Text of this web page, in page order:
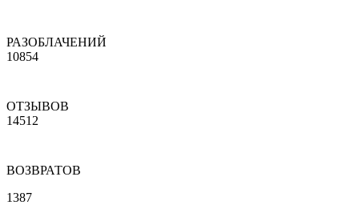
РАЗОБЛАЧЕНИЙ
10854
ОТЗЫВОВ
14512
ВОЗВРАТОВ
1387